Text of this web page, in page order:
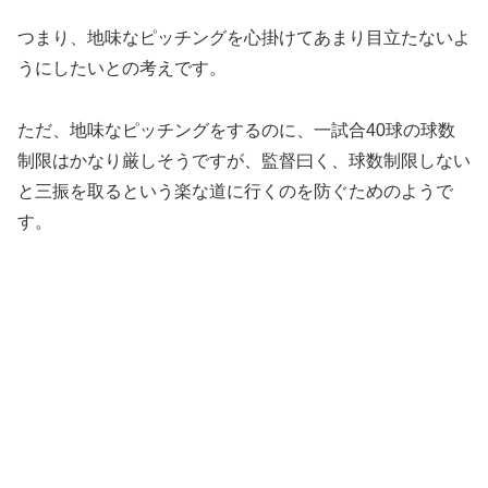
つまり、地味なピッチングを心掛けてあまり目立たないよ
うにしたいとの考えです。
ただ、地味なピッチングをするのに、一試合40球の球数
制限はかなり厳しそうですが、監督曰く、球数制限しない
と三振を取るという楽な道に行くのを防ぐためのようで
す。